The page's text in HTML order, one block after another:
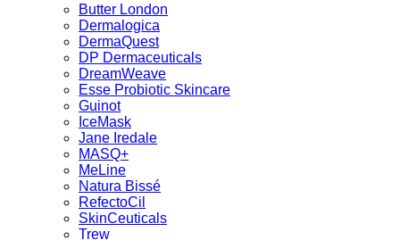
Butter London
Dermalogica
DermaQuest
DP Dermaceuticals
DreamWeave
Esse Probiotic Skincare
Guinot
IceMask
Jane Iredale
MASQ+
MeLine
Natura Bissé
RefectoCil
SkinCeuticals
Trew